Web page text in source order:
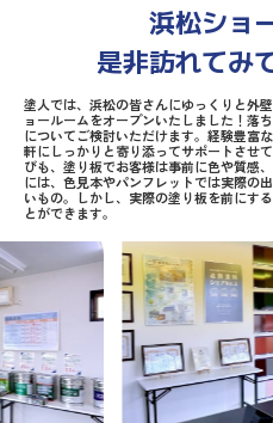
浜松ショ
是非訪れてみ
塗人では、浜松の皆さんにゆっくりと外
ョールームをオープンいたしました！落
についてご検討いただけます。経験豊富
軒にしっかりと寄り添ってサポートさせ
びも、塗り板でお客様は事前に色や質感
には、色見本やパンフレットでは実際の
いもの。しかし、実際の塗り板を前にす
とができます。